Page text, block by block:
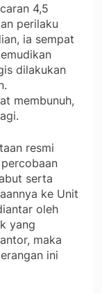
4,5
perilaku
ia sempat
dilakukan
membunuh,
resmi
serta
ke Unit
oleh
yang
maka
ini